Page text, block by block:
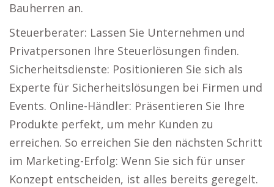
Bauherren an.
Steuerberater: Lassen Sie Unternehmen und
Privatpersonen Ihre Steuerlösungen finden.
Sicherheitsdienste: Positionieren Sie sich als
Experte für Sicherheitslösungen bei Firmen und
Events. Online-Händler: Präsentieren Sie Ihre
Produkte perfekt, um mehr Kunden zu
erreichen. So erreichen Sie den nächsten Schritt
im Marketing-Erfolg: Wenn Sie sich für unser
Konzept entscheiden, ist alles bereits geregelt.